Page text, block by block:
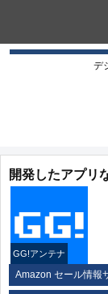
デ
開発したアプリ
GG!アンテナ
Amazon セール情報